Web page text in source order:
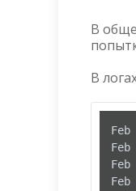
В
В